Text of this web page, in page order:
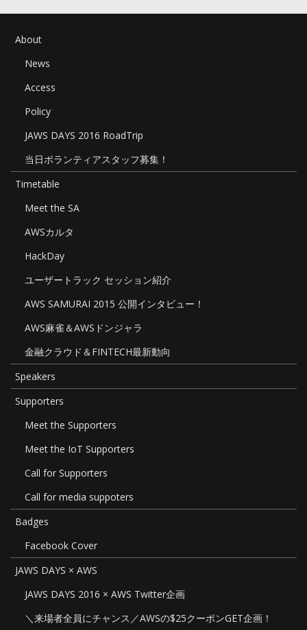
About
News
Access
Policy
JAWS DAYS 2016 RoadTrip
当日ボランティアスタッフ募集！
Timetable
Meet the SA
AWSカルタ
HackDay
ユーザートラック セッション紹介
AWS SAMURAI 2015 公開インタビュー！
AWS麻雀＆AWSドンジャラ
金融クラウド＆FINTECH最新動向
Speakers
Supporters
Meet the Supporters
Meet the IoT Supporters
Call for Supporters
Call for media suppoters
Badges
Facebook Cover
JAWS DAYS × AWS
JAWS DAYS 2016 × AWS Twitter企画
＼来場者全員にチャンス／AWSの$25クーポンGET企画！